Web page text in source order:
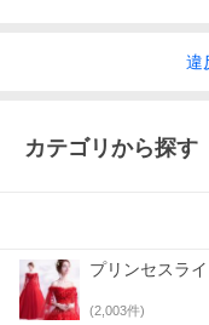
しますので、ご了承く
いますので、日数に余
【★返品について★】
●返品、交換をご希望の
さい。
違
カテゴリから探す
プリンセスラ
(2,003件)